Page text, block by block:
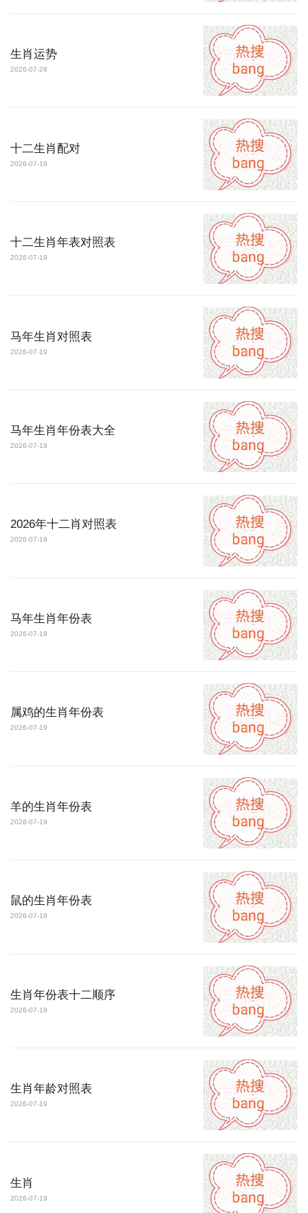
生肖运势
2026-07-28
十二生肖配对
2026-07-19
十二生肖年表对照表
2026-07-19
马年生肖对照表
2026-07-19
马年生肖年份表大全
2026-07-19
2026年十二肖对照表
2026-07-19
马年生肖年份表
2026-07-19
属鸡的生肖年份表
2026-07-19
羊的生肖年份表
2026-07-19
鼠的生肖年份表
2026-07-19
生肖年份表十二顺序
2026-07-19
生肖年龄对照表
2026-07-19
生肖
2026-07-19